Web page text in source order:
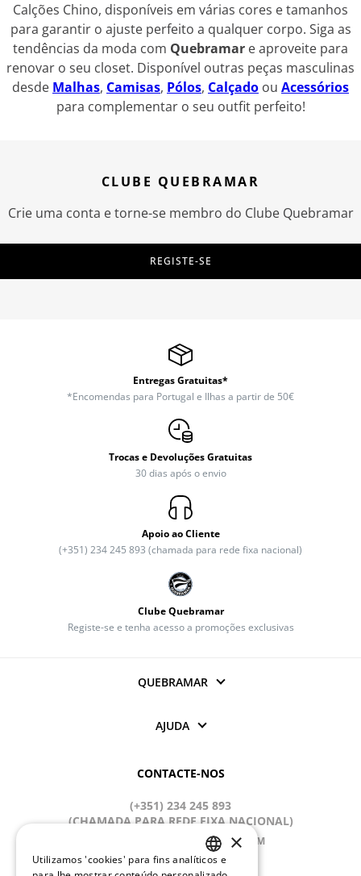
Calções Chino, disponíveis em várias cores e tamanhos
para garantir o ajuste perfeito a qualquer corpo. Siga as
tendências da moda com Quebramar e aproveite para
renovar o seu closet. Disponível outras peças masculinas
desde Malhas, Camisas, Pólos, Calçado ou Acessórios
para complementar o seu outfit perfeito!
CLUBE QUEBRAMAR
Crie uma conta e torne-se membro do Clube Quebramar
REGISTE-SE
Entregas Gratuitas*
*Encomendas para Portugal e Ilhas a partir de 50€
Trocas e Devoluções Gratuitas
30 dias após o envio
Apoio ao Cliente
(+351) 234 245 893 (chamada para rede fixa nacional)
Clube Quebramar
Registe-se e tenha acesso a promoções exclusivas
QUEBRAMAR
AJUDA
CONTACTE-NOS
(+351) 234 245 893
(CHAMADA PARA REDE FIXA NACIONAL)
APOIOCLIENTE@QUEBRAMAR.COM
Dias úteis
PORTUGUESE
×
Utilizamos 'cookies' para fins analíticos e